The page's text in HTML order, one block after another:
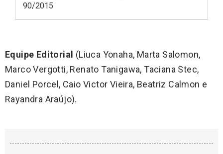
90/2015
Equipe Editorial (Liuca Yonaha, Marta Salomon,
Marco Vergotti, Renato Tanigawa, Taciana Stec,
Daniel Porcel, Caio Victor Vieira, Beatriz Calmon e
Rayandra Araújo).